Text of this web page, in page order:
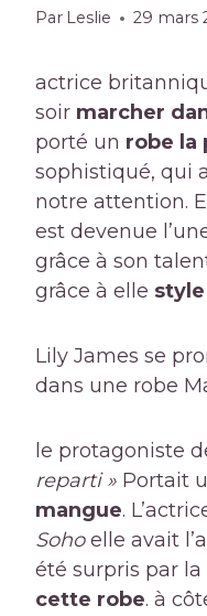
Par Leslie 29 mars
actrice
soir marcher
porté un robe la
sophistiqué, qui
notre attention.
est devenue
grâce à son
grâce à elle
Lily James se
dans une robe
le protagoniste
reparti » Portait
mangue.
Sohoelle avait
été surpris par
cette robe. à